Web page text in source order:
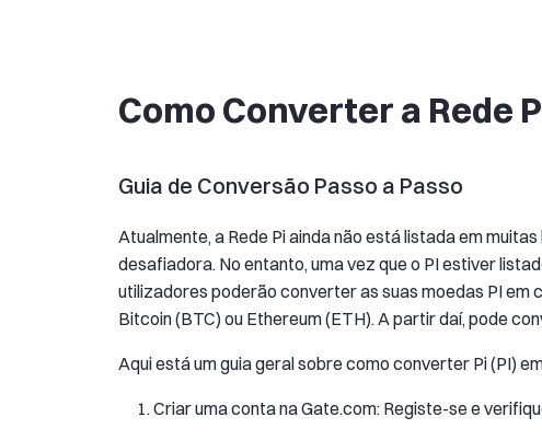
Como Converter a Rede
Guia de Conversão Passo a Passo
Atualmente, a Rede Pi ainda não está listada em
desafiadora. No entanto, uma vez que o PI estiver
utilizadores poderão converter as suas moedas PI
Bitcoin (BTC) ou Ethereum (ETH). A partir daí, pode
Aqui está um guia geral sobre como converter Pi (PI)
Criar uma conta na Gate.com: Registe-se e